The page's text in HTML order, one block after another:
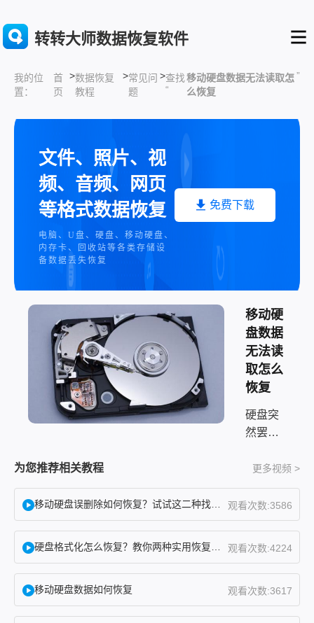
转转大师数据恢复软件
我的位
置：
首
页
>数据恢复
教程
>常见问
题
>查找
“
移动硬盘数据无法读取怎
么恢复
”
文件、照片、视
频、音频、网页
等格式数据恢复
电脑、U盘、硬盘、移动硬盘、
内存卡、回收站等各类存储设
备数据丢失恢复
免费下载
移动硬
盘数据
无法读
取怎么
恢复
硬盘突
然罢
要文件
开，这
种事谁
会慌。
很多人
第一反
应就是
为您推荐相关教程 更多视频 >
观看次数:3586
观看次数:4224
移动硬盘数据如何恢复 观看次数:3617